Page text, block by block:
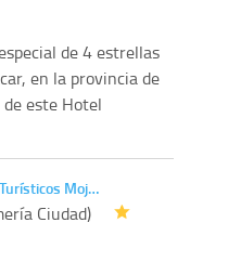
de 4 estrellas
en la provincia de
este Hotel
Moj…
Ciudad)